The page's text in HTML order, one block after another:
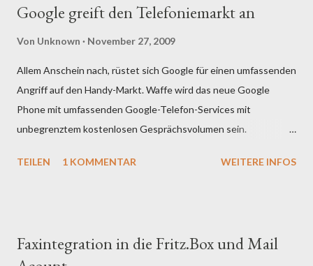
Google greift den Telefoniemarkt an
Von Unknown November 27, 2009
Allem Anschein nach, rüstet sich Google für einen umfassenden
Angriff auf den Handy-Markt. Waffe wird das neue Google
Phone mit umfassenden Google-Telefon-Services mit
unbegrenztem kostenlosen Gesprächsvolumen sein.
damit auf den IP basierendem Datenverkehr gebaut werden.
seinen Datendiensten vor! Der Markt ließe sich in dieser Weise
TEILEN 1 KOMMENTAR WEITERE INFOS
Faxintegration in die Fritz.Box und Mail